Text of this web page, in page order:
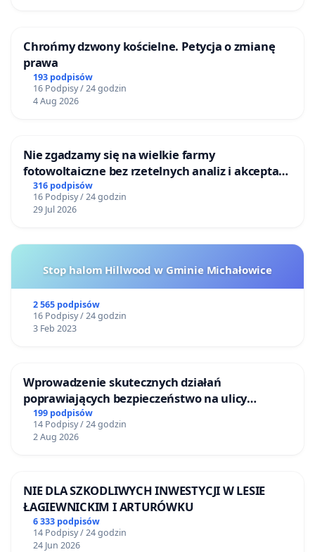
Chrońmy dzwony kościelne. Petycja o zmianę
prawa
193 podpisów
16 Podpisy / 24 godzin
4 Aug 2026
Nie zgadzamy się na wielkie farmy
fotowoltaiczne bez rzetelnych analiz i akceptacji
mieszkańców
316 podpisów
16 Podpisy / 24 godzin
29 Jul 2026
Stop halom Hillwood w Gminie Michałowice
2 565 podpisów
16 Podpisy / 24 godzin
3 Feb 2023
Wprowadzenie skutecznych działań
poprawiających bezpieczeństwo na ulicy
Żeromskiego w Otwocku
199 podpisów
14 Podpisy / 24 godzin
2 Aug 2026
NIE DLA SZKODLIWYCH INWESTYCJI W LESIE
ŁAGIEWNICKIM I ARTURÓWKU
6 333 podpisów
14 Podpisy / 24 godzin
24 Jun 2026